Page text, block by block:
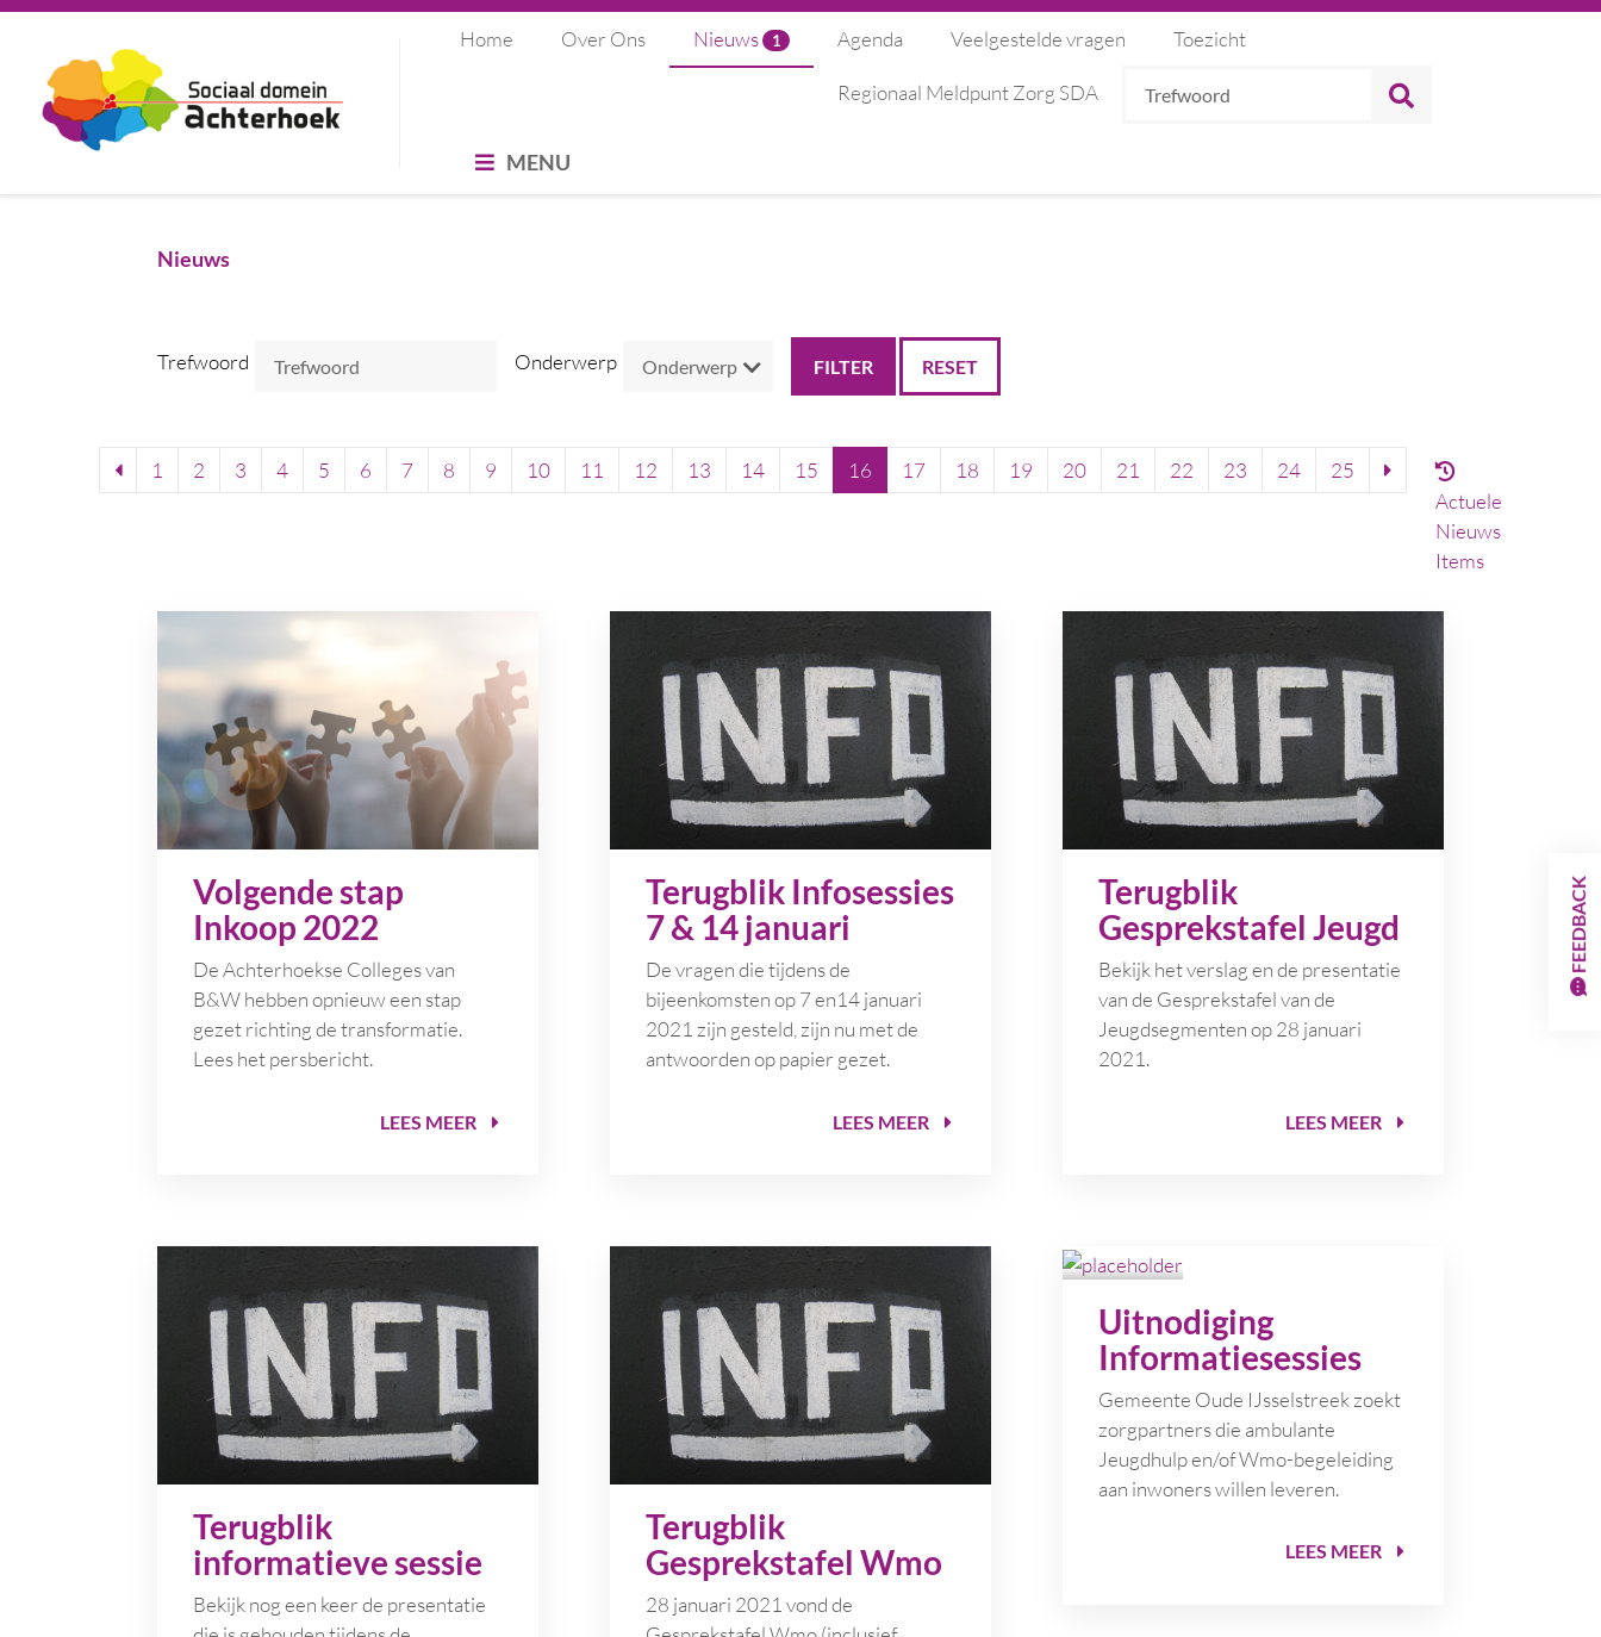
Home Over Ons Nieuws 1 Agenda Veelgestelde vragen Toezicht
Regionaal Meldpunt Zorg SDA Trefwoord
MENU
Nieuws
Trefwoord Onderwerp RESET
1 2 3 4 5 6 7 8 9 10 11 12 13 14 15 16 17 18 19 20 21 22 23 24
25
Actuele
Nieuws
Items
Volgende stap
Inkoop 2022
De Achterhoekse Colleges van
B&W hebben opnieuw een stap
gezet richting de transformatie.
Lees het persbericht.
LEES MEER
Terugblik Infosessies
7 & 14 januari
De vragen die tijdens de
bijeenkomsten op 7 en14 januari
2021 zijn gesteld, zijn nu met de
antwoorden op papier gezet.
LEES MEER
Terugblik
Gesprekstafel Jeugd
Bekijk het verslag en de presentatie
van de Gesprekstafel van de
Jeugdsegmenten op 28 januari
2021.
LEES MEER
Terugblik
informatieve sessie
Bekijk nog een keer de presentatie
Terugblik
Gesprekstafel Wmo
28 januari 2021 vond de
Uitnodiging
Informatiesessies
Gemeente Oude IJsselstreek zoekt
zorgpartners die ambulante
Jeugdhulp en/of Wmo-begeleiding
aan inwoners willen leveren.
LEES MEER
FEEDBACK